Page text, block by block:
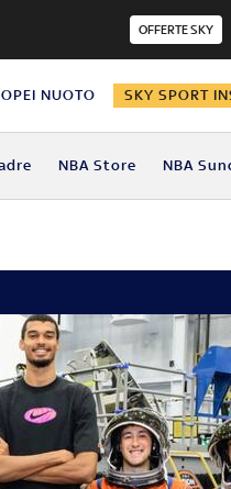
OFFERTE SKY
NUOTO SKY SPORT
NBA Store NBA